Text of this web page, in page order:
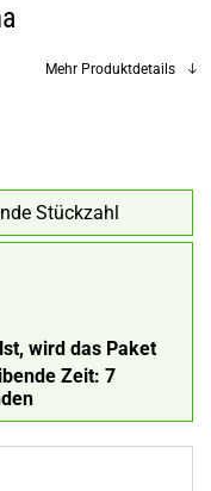
Mehr Produktdetails
Stückzahl
wird das Paket
Zeit: 7